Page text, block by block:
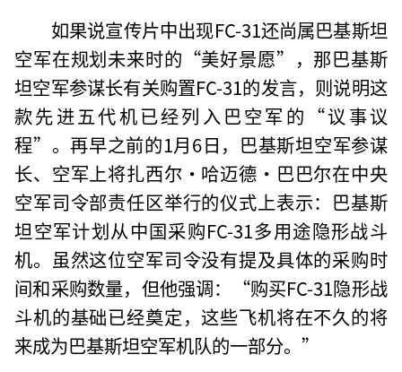
如果说宣传片中出现FC-31还尚属巴基斯坦
空军在规划未来时的“美好景愿”，那巴基斯
坦空军参谋长有关购置FC-31的发言，则说明这
款先进五代机已经列入巴空军的“议事议
程”。再早之前的1月6日，巴基斯坦空军参谋
长、空军上将扎西尔·哈迈德·巴巴尔在中央
空军司令部责任区举行的仪式上表示：巴基斯
坦空军计划从中国采购FC-31多用途隐形战斗
机。虽然这位空军司令没有提及具体的采购时
间和采购数量，但他强调：“购买FC-31隐形战
斗机的基础已经奠定，这些飞机将在不久的将
来成为巴基斯坦空军机队的一部分。”